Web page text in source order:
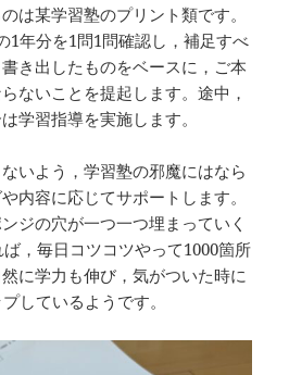
は某学習塾のプリント類です。
1年分を1問1問確認し，補足すべ
き出したものをベースに，ご本
ないことを提起します。途中，
学習指導を実施します。
いよう，学習塾の邪魔にはなら
内容に応じてサポートします。
ジの穴が一つ一つ埋まっていく
，毎日コツコツやって1000箇所
に学力も伸び，気がついた時に
しているようです。